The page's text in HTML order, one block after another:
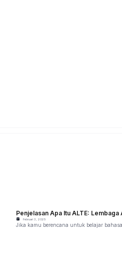
Penjelasan Apa Itu ALTE:
Februari 3, 2025
Jika kamu berencana untuk belajar